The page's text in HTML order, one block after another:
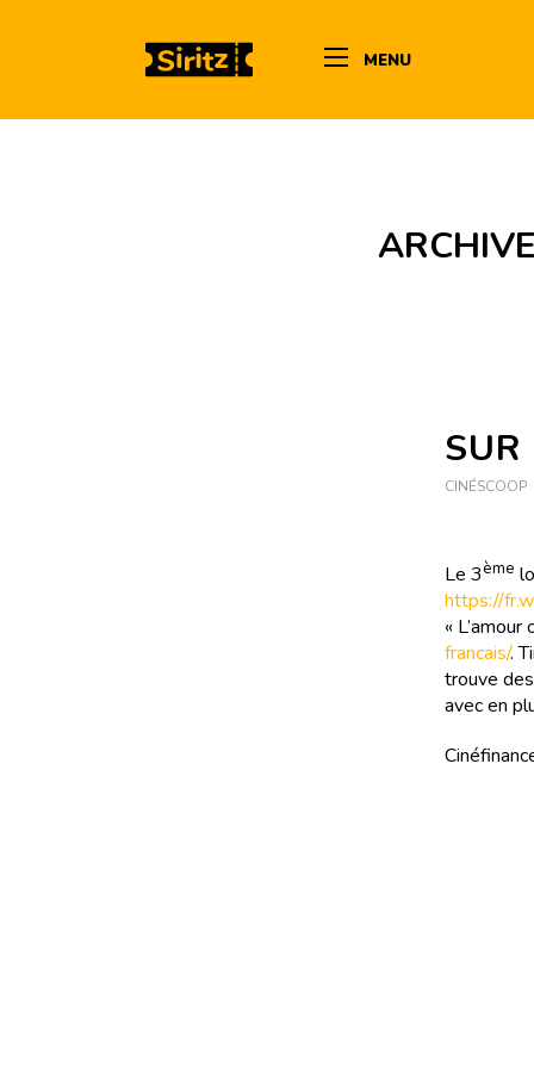
MENU
SUR
CINÉSCOOP
Le 3ème
https://
« L’amour
francais/.
trouve
avec en